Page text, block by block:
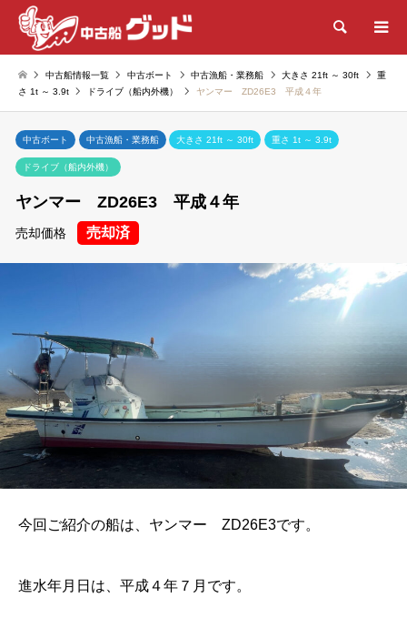
検索
中古船情報一覧 中古ボート 中古漁船・業務船 大きさ 21ft ～ 30ft
重
さ 1t ～ 3.9t
ドライブ（船内外機） ヤンマー ZD26E3 平成４年
中古ボート 中古漁船・業務船 大きさ 21ft ～ 30ft 重さ 1t ～ 3.9t
ドライブ（船内外機）
ヤンマー ZD26E3 平成４年
売却価格 売却済
今回ご紹介の船は、ヤンマー ZD26E3です。
進水年月日は、平成４年７月です。